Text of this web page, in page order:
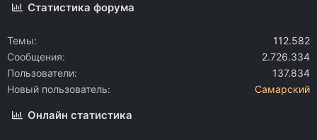
Статистика форума
Темы
112.582
Сообщения
2.726.334
Пользователи
137.834
Новый пользователь
Самарский
Онлайн статистика